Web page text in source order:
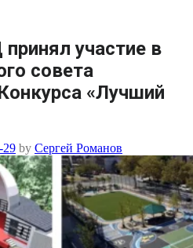
участие в
совета
«Лучший
29 by Сергей Романов